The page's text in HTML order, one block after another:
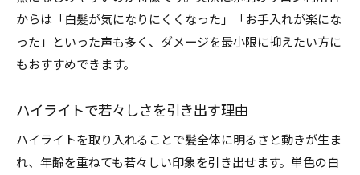
からは「白髪が気になりにくくなった」「お手入れが楽にな
った」といった声も多く、ダメージを最小限に抑えたい方に
もおすすめできます。
ハイライトで若々しさを引き出す理由
ハイライトを取り入れることで髪全体に明るさと動きが生ま
れ、年齢を重ねても若々しい印象を引き出せます。単色の白